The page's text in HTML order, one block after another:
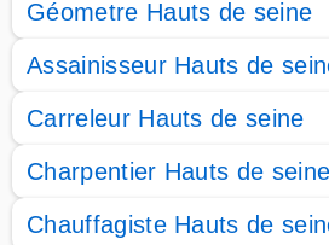
Géometre Hauts de seine
Assainisseur Hauts de
Carreleur Hauts de seine
Charpentier Hauts de seine
Chauffagiste Hauts de